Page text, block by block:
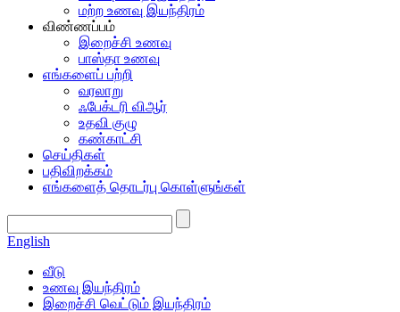
மற்ற உணவு இயந்திரம்
விண்ணப்பம்
இறைச்சி உணவு
பாஸ்தா உணவு
எங்களைப் பற்றி
வரலாறு
ஃபேக்டரி விஆர்
உதவி குழு
கண்காட்சி
செய்திகள்
பதிவிறக்கம்
எங்களைத் தொடர்பு கொள்ளுங்கள்
English
வீடு
உணவு இயந்திரம்
இறைச்சி வெட்டும் இயந்திரம்